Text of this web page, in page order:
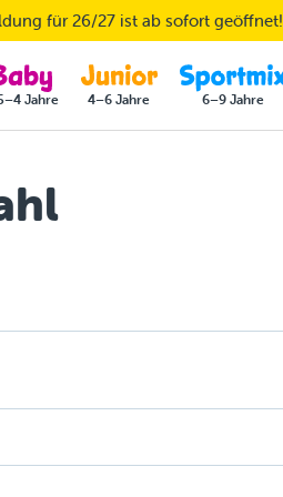
für 26/27 ist ab sofort geöffnet!
Jahre 4–6 Jahre 6–9 Jahre